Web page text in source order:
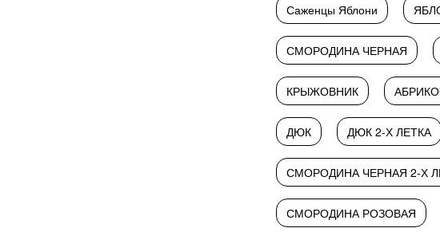
Саженцы Яблони
СМОРОДИНА ЧЕРНАЯ
КРЫЖОВНИК
ДЮК ДЮК 2-Х ЛЕТКА
СМОРОДИНА ЧЕРНАЯ 2-Х
СМОРОДИНА РОЗОВАЯ